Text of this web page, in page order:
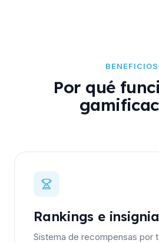
BENEFICIOS
Por qué
Rankings e
Sistema de recompensas por